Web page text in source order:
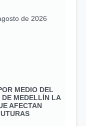
de 2026
MEDIO DEL
MEDELLÍN LA
AFECTAN